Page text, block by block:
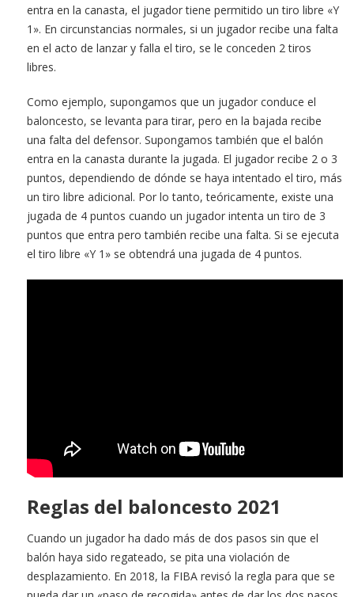
entra en la canasta, el jugador tiene permitido un tiro libre «Y
1». En circunstancias normales, si un jugador recibe una falta
en el acto de lanzar y falla el tiro, se le conceden 2 tiros
libres.
Como ejemplo, supongamos que un jugador conduce el
baloncesto, se levanta para tirar, pero en la bajada recibe
una falta del defensor. Supongamos también que el balón
entra en la canasta durante la jugada. El jugador recibe 2 o 3
puntos, dependiendo de dónde se haya intentado el tiro, más
un tiro libre adicional. Por lo tanto, teóricamente, existe una
jugada de 4 puntos cuando un jugador intenta un tiro de 3
puntos que entra pero también recibe una falta. Si se ejecuta
el tiro libre «Y 1» se obtendrá una jugada de 4 puntos.
Reglas del baloncesto 2021
Cuando un jugador ha dado más de dos pasos sin que el
balón haya sido regateado, se pita una violación de
desplazamiento. En 2018, la FIBA revisó la regla para que se